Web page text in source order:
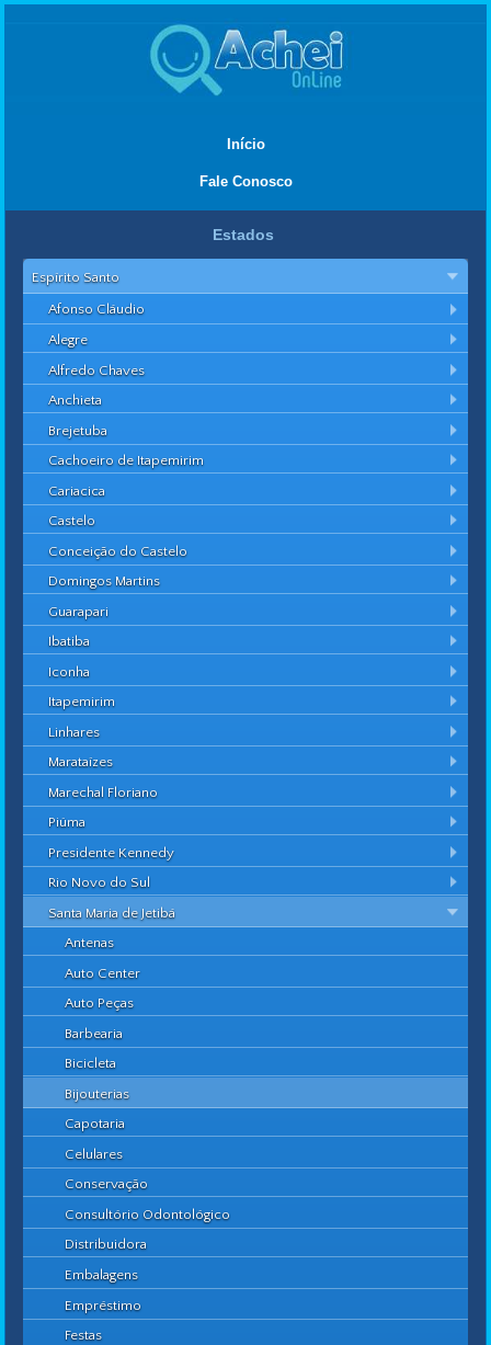
Início
Fale Conosco
Estados
Espírito Santo
Afonso Cláudio
Alegre
Alfredo Chaves
Anchieta
Brejetuba
Cachoeiro de Itapemirim
Cariacica
Castelo
Conceição do Castelo
Domingos Martins
Guarapari
Ibatiba
Iconha
Itapemirim
Linhares
Marataízes
Marechal Floriano
Piúma
Presidente Kennedy
Rio Novo do Sul
Santa Maria de Jetibá
Antenas
Auto Center
Auto Peças
Barbearia
Bicicleta
Bijouterias
Capotaria
Celulares
Conservação
Consultório Odontológico
Distribuidora
Embalagens
Empréstimo
Festas